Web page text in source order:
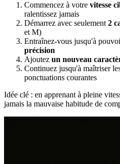
Commencez à votre vitesse
ralentissez jamais
Démarrez avec seulement 2
et M)
Entraînez-vous jusqu'à
précision
Ajoutez un nouveau
Continuez jusqu'à maîtriser
ponctuations courantes
Idée clé : en apprenant à pleine
jamais la mauvaise habitude de